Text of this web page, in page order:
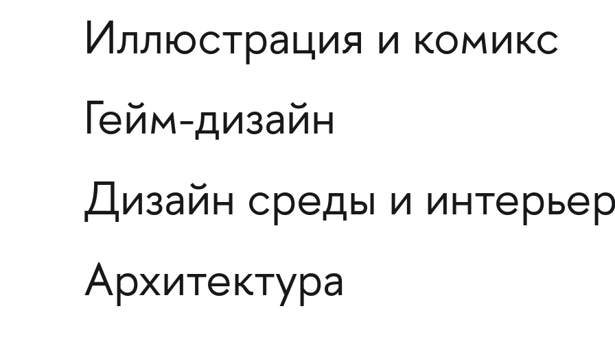
Иллюстрация и комикс
Гейм-дизайн
Дизайн среды и
Архитектура